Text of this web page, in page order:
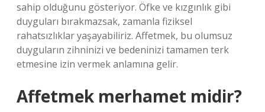
sahip olduğunu gösteriyor. Öfke ve kızgınlık gibi
duyguları bırakmazsak, zamanla fiziksel
rahatsızlıklar yaşayabiliriz. Affetmek, bu olumsuz
duyguların zihninizi ve bedeninizi tamamen terk
etmesine izin vermek anlamına gelir.
Affetmek merhamet midir?